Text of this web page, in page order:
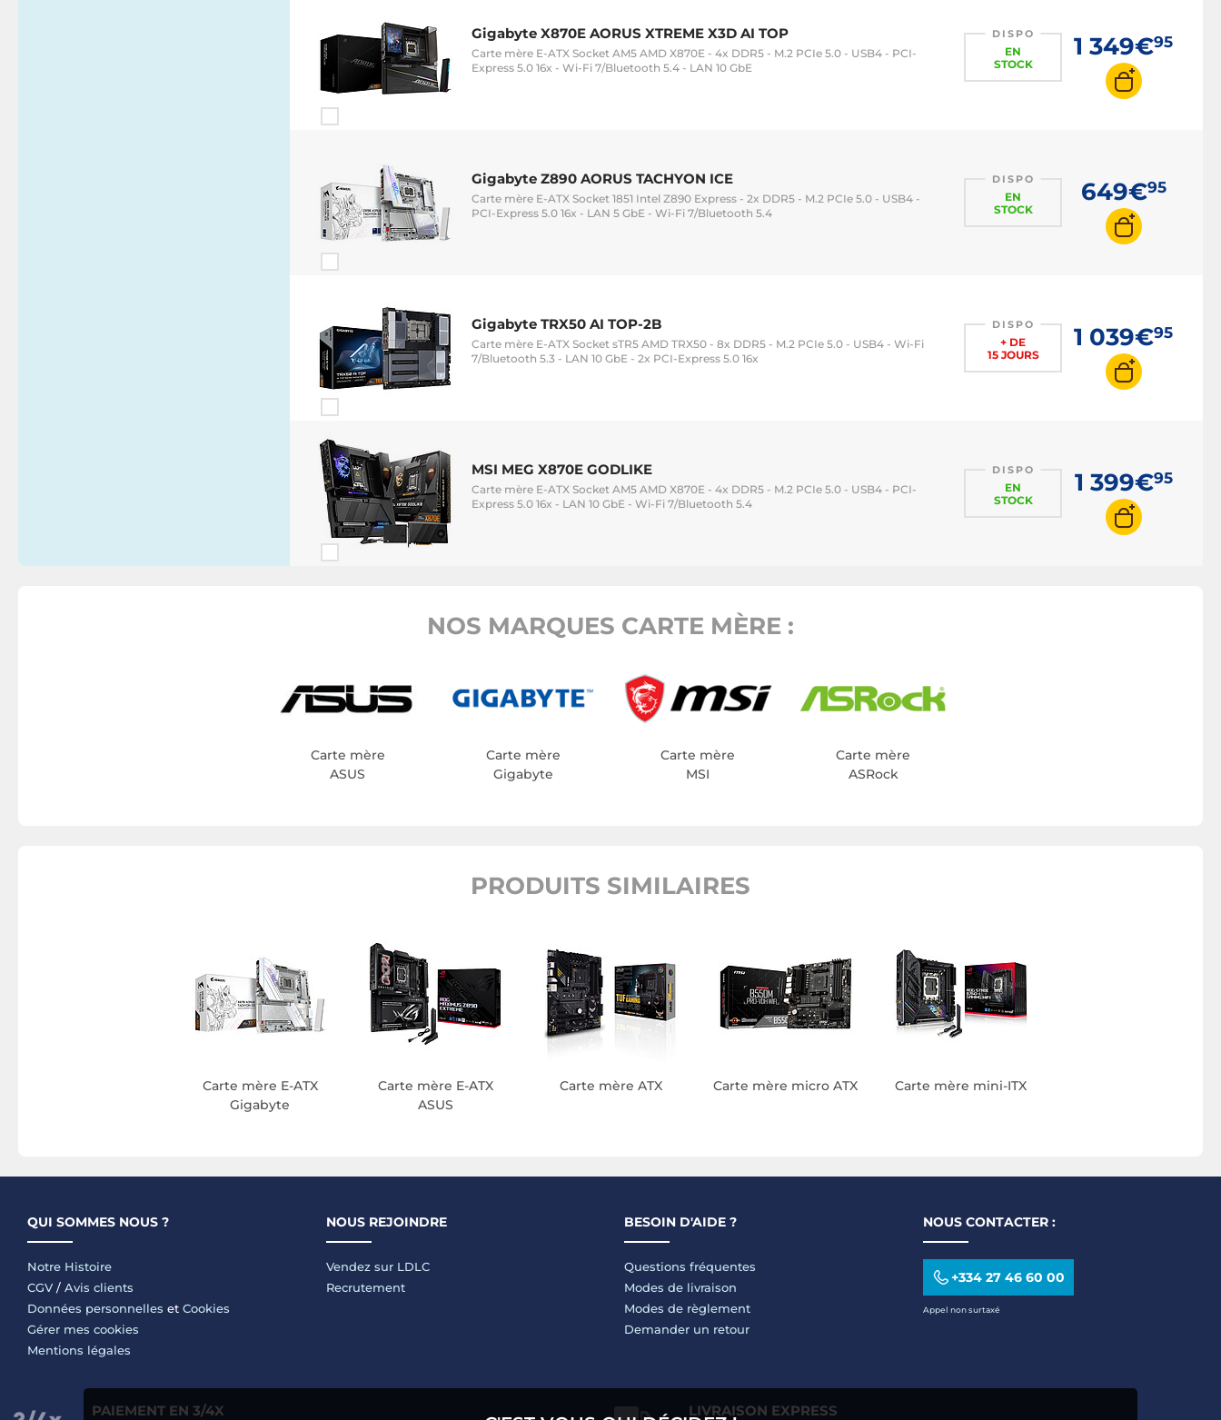
Gigabyte X870E AORUS XTREME X3D AI TOP
Carte mère E-ATX Socket AM5 AMD X870E - 4x DDR5 - M.2 PCIe 5.0 - USB4 - PCI-
Express 5.0 16x - Wi-Fi 7/Bluetooth 5.4 - LAN 10 GbE
DISPO
EN
STOCK
1 349€95
Gigabyte Z890 AORUS TACHYON ICE
Carte mère E-ATX Socket 1851 Intel Z890 Express - 2x DDR5 - M.2 PCIe 5.0 - USB4 -
PCI-Express 5.0 16x - LAN 5 GbE - Wi-Fi 7/Bluetooth 5.4
DISPO
EN
STOCK
649€95
Gigabyte TRX50 AI TOP-2B
Carte mère E-ATX Socket sTR5 AMD TRX50 - 8x DDR5 - M.2 PCIe 5.0 - USB4 - Wi-Fi
7/Bluetooth 5.3 - LAN 10 GbE - 2x PCI-Express 5.0 16x
DISPO
+ DE
15 JOURS
1 039€95
MSI MEG X870E GODLIKE
Carte mère E-ATX Socket AM5 AMD X870E - 4x DDR5 - M.2 PCIe 5.0 - USB4 - PCI-
Express 5.0 16x - LAN 10 GbE - Wi-Fi 7/Bluetooth 5.4
DISPO
EN
STOCK
1 399€95
NOS MARQUES CARTE MÈRE :
Carte mère
ASUS
Carte mère
Gigabyte
Carte mère
MSI
Carte mère
ASRock
PRODUITS SIMILAIRES
Carte mère E-ATX
Gigabyte
Carte mère E-ATX
ASUS
Carte mère ATX Carte mère micro ATX Carte mère mini-ITX
QUI SOMMES NOUS ?
Notre Histoire
CGV / Avis clients
Données personnelles et Cookies
Gérer mes cookies
Mentions légales
NOUS REJOINDRE
Vendez sur LDLC
Recrutement
BESOIN D'AIDE ?
Questions fréquentes
Modes de livraison
Modes de règlement
Demander un retour
NOUS CONTACTER :
+334 27 46 60 00
Appel non surtaxé
PAIEMENT EN 3/4X LIVRAISON EXPRESS